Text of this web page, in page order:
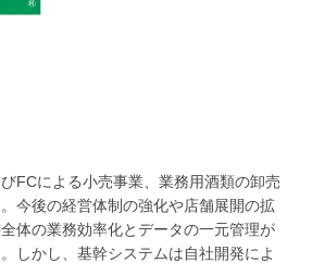
FCによる小売事業、業務用酒類の卸売
今後の経営体制の強化や店舗展開の拡
体の業務効率化とデータの一元管理が
しかし、基幹システムは自社開発によ